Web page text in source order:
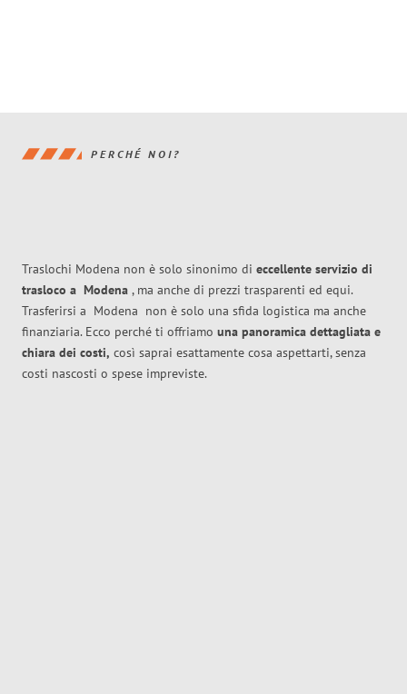
PERCHÉ NOI?
Traslochi Modena non è solo sinonimo di eccellente servizio di
trasloco a Modena , ma anche di prezzi trasparenti ed equi.
Trasferirsi a Modena non è solo una sfida logistica ma anche
finanziaria. Ecco perché ti offriamo una panoramica dettagliata e
chiara dei costi, così saprai esattamente cosa aspettarti, senza
costi nascosti o spese impreviste.